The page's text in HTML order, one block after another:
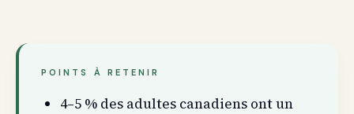
POINTS À RETENIR
4–5 % des adultes canadiens ont un